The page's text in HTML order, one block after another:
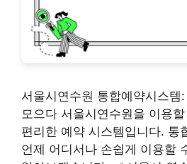
서울시연수원 통합예약시스템
모으다 서울시연수원을 이용
편리한 예약 시스템입니다. 통
언제 어디서나 손쉽게 이용할